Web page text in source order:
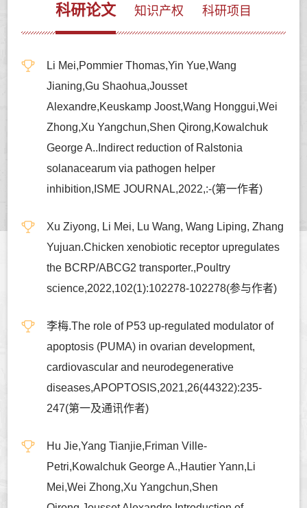
科研论文 知识产权 科研项目
Li Mei,Pommier Thomas,Yin Yue,Wang
Jianing,Gu Shaohua,Jousset
Alexandre,Keuskamp Joost,Wang Honggui,Wei
Zhong,Xu Yangchun,Shen Qirong,Kowalchuk
George A..Indirect reduction of Ralstonia
solanacearum via pathogen helper
inhibition,ISME JOURNAL,2022,:-(第一作者)
Xu Ziyong, Li Mei, Lu Wang, Wang Liping, Zhang
Yujuan.Chicken xenobiotic receptor upregulates
the BCRP/ABCG2 transporter.,Poultry
science,2022,102(1):102278-102278(参与作者)
李梅.The role of P53 up-regulated modulator of
apoptosis (PUMA) in ovarian development,
cardiovascular and neurodegenerative
diseases,APOPTOSIS,2021,26(44322):235-
247(第一及通讯作者)
Hu Jie,Yang Tianjie,Friman Ville-
Petri,Kowalchuk George A.,Hautier Yann,Li
Mei,Wei Zhong,Xu Yangchun,Shen